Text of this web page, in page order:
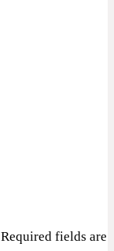
Required fields are